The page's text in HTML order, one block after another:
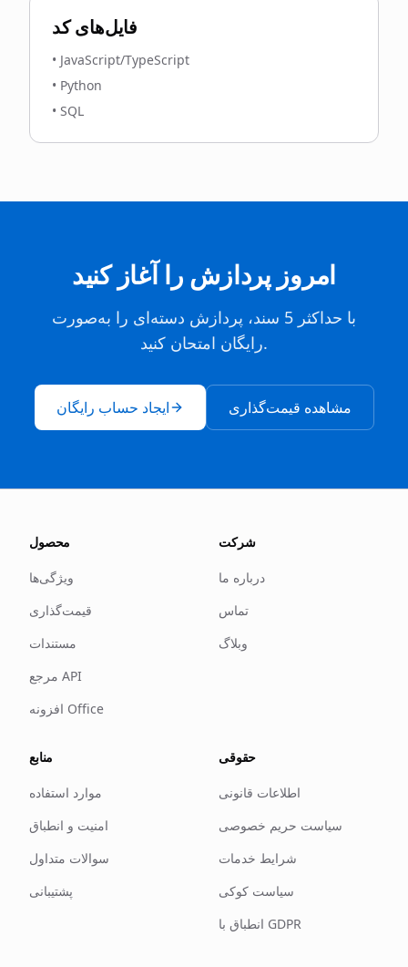
فایل‌های کد
• JavaScript/TypeScript
• Python
• SQL
امروز پردازش را آغاز کنید
با حداکثر 5 سند، پردازش دسته‌ای را به‌صورت
رایگان امتحان کنید.
ایجاد حساب رایگان مشاهده قیمت‌گذاری
محصول
ویژگی‌ها
قیمت‌گذاری
مستندات
مرجع API
افزونه Office
شرکت
درباره ما
تماس
وبلاگ
منابع
موارد استفاده
امنیت و انطباق
سوالات متداول
پشتیبانی
حقوقی
اطلاعات قانونی
سیاست حریم خصوصی
شرایط خدمات
سیاست کوکی
انطباق با GDPR